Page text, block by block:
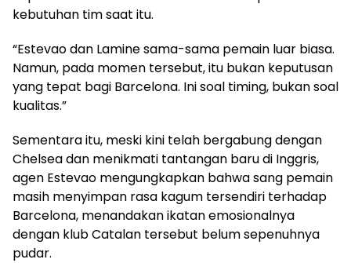
kebutuhan tim saat itu.
“Estevao dan Lamine sama-sama pemain luar biasa.
Namun, pada momen tersebut, itu bukan keputusan
yang tepat bagi Barcelona. Ini soal timing, bukan soal
kualitas.”
Sementara itu, meski kini telah bergabung dengan
Chelsea dan menikmati tantangan baru di Inggris,
agen Estevao mengungkapkan bahwa sang pemain
masih menyimpan rasa kagum tersendiri terhadap
Barcelona, menandakan ikatan emosionalnya
dengan klub Catalan tersebut belum sepenuhnya
pudar.